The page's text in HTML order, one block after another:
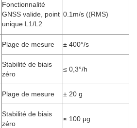
Fonctionnalité
GNSS valide, point
unique L1/L2
0.1m/s ((RMS)
Plage de mesure ± 400°/s
Stabilité de biais
zéro
≤ 0,3°/h
Plage de mesure ± 20 g
Stabilité de biais
zéro
≤ 100 μg